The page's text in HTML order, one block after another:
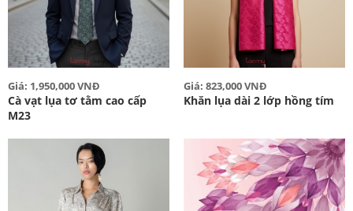
Giá: 1,950,000 VNĐ
Cà vạt lụa tơ tằm cao cấp
M23
Giá: 823,000 VNĐ
Khăn lụa dài 2 lớp hồng tím